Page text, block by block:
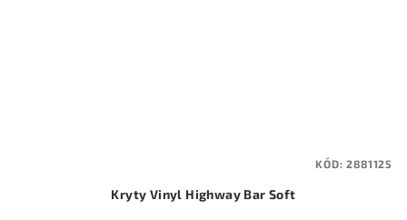
Kryty Vinyl Highway Bar Soft
KÓD:2881125